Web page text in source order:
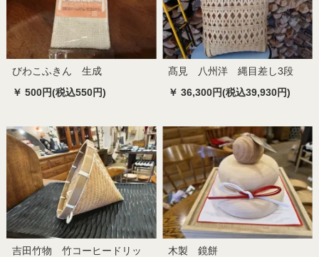
びわこふきん 生成
￥ 500円(税込550円)
髙見 八州洋 縄目差し3段
￥ 36,300円(税込39,930円)
吉田竹物 竹コーヒードリッ
木製 鏡餅